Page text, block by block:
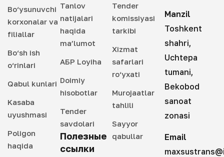
Bo‘ysunuvchi
korxonalar va
filiallar
Bo‘sh ish
o‘rinlari
Qabul kunlari
Kasaba
uyushmasi
Poligon
haqida
Tanlov
natijalari
haqida
ma’lumot
АБР Loyiha
Doimiy
hisobotlar
Tender
savdolari
Полезные
ссылки
Tender
komissiyasi
tarkibi
Xizmat
safarlari
ro‘yxati
Murojaatlar
tahlili
Sayyor
qabullar
Manzil
Toshkent
shahri,
Uchtepa
tumani,
Bekobod
sanoat
zonasi
Email